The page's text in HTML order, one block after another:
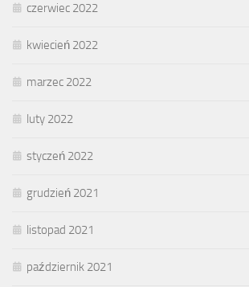
czerwiec 2022
kwiecień 2022
marzec 2022
luty 2022
styczeń 2022
grudzień 2021
listopad 2021
październik 2021